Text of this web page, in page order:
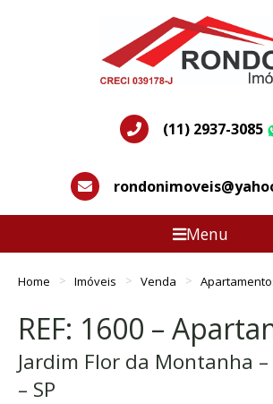
(11) 2937-3085
Menu
Home Imóveis Venda
REF: 1600 –
Jardim Flor da Montanha
– SP